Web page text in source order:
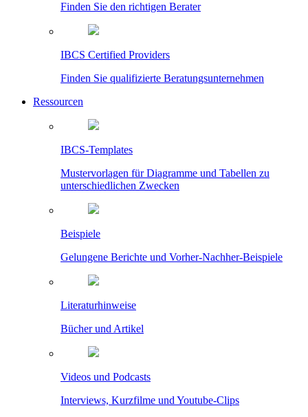
Finden Sie den richtigen Berater
IBCS Certified Providers
Finden Sie qualifizierte Beratungsunternehmen
Ressourcen
IBCS-Templates
Mustervorlagen für Diagramme und Tabellen zu
unterschiedlichen Zwecken
Beispiele
Gelungene Berichte und Vorher-Nachher-Beispiele
Literaturhinweise
Bücher und Artikel
Videos und Podcasts
Interviews, Kurzfilme und Youtube-Clips